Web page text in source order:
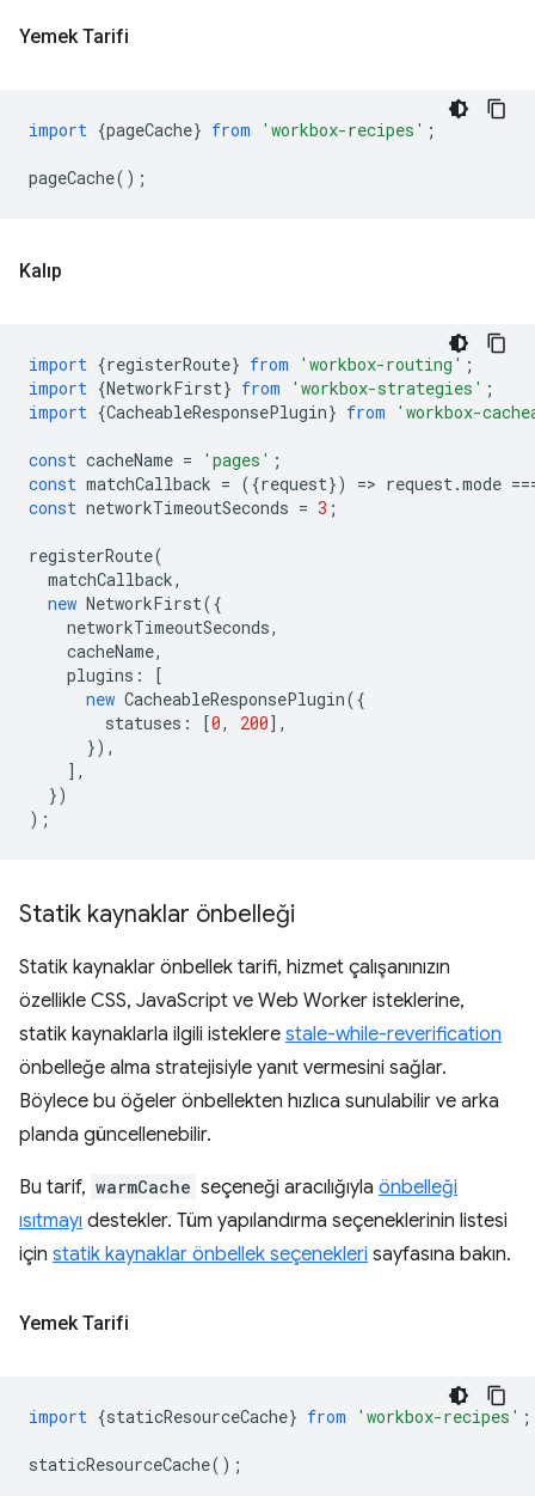
Yemek Tarifi
import {pageCache} from 'workbox-recipes' ;
pageCache();
Kalıp
import {registerRoute} from 'workbox-routing' ;
import {NetworkFirst} from 'workbox-strategies' ;
import {CacheableResponsePlugin} from 'workbox-
const cacheName = 'pages' ;
const matchCallback = ({request}) => request.mode
const networkTimeoutSeconds = 3 ;
registerRoute(
matchCallback,
new NetworkFirst({
networkTimeoutSeconds,
cacheName,
plugins :
[
new CacheableResponsePlugin({
statuses : [0, 200],
}),
],
})
);
Statik kaynaklar önbelleği
Statik kaynaklar önbellek tarifi, hizmet çalışanınızın
özellikle CSS, JavaScript ve Web Worker isteklerine,
statik kaynaklarla ilgili isteklere stale-while-reverification
önbelleğe alma stratejisiyle yanıt vermesini sağlar.
Böylece bu öğeler önbellekten hızlıca sunulabilir ve arka
planda güncellenebilir.
Bu tarif, warmCache seçeneği aracılığıyla önbelleği
ısıtmayı destekler. Tüm yapılandırma seçeneklerinin listesi
için statik kaynaklar önbellek seçenekleri sayfasına bakın.
Yemek Tarifi
import {staticResourceCache} from 'workbox-recipes' ;
staticResourceCache();